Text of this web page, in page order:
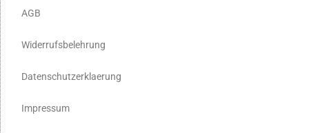
AGB
Widerrufsbelehrung
Datenschutzerklaerung
Impressum